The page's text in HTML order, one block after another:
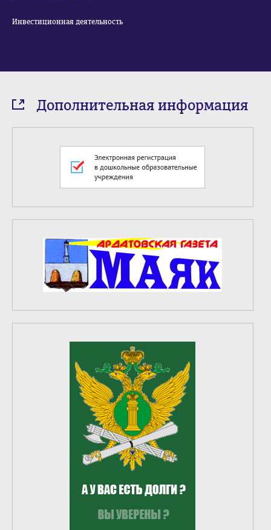
Инвестиционная деятельность
Дополнительная информация